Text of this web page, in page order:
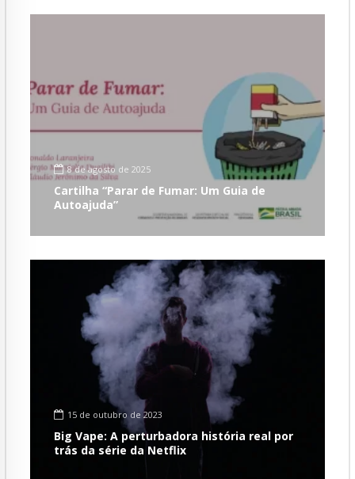
8 de agosto de 2025
Cartilha “Parar de Fumar: Um Guia de
Autoajuda”
15 de outubro de 2023
Big Vape: A perturbadora história real por
trás da série da Netflix